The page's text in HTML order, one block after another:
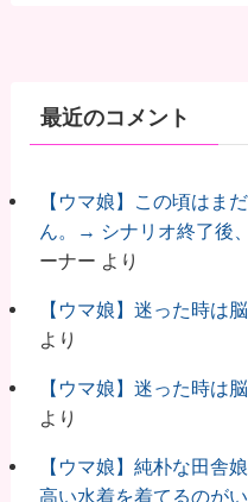
最近のコメント
【ウマ娘】この頃はま
ん。→ シナリオ終了後
ーナー より
【ウマ娘】迷った時は
より
【ウマ娘】迷った時は
より
【ウマ娘】純朴な田舎
高い水着を着てるのが